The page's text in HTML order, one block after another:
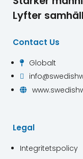
Lyfter
Contact Us
 Globalt


Legal
Integritetspolicy